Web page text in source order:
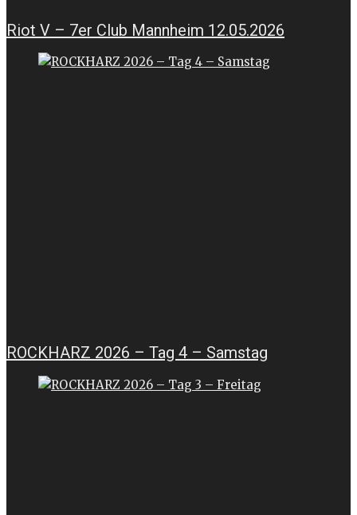
Riot V – 7er Club Mannheim 12.05.2026
ROCKHARZ 2026 – Tag 4 – Samstag